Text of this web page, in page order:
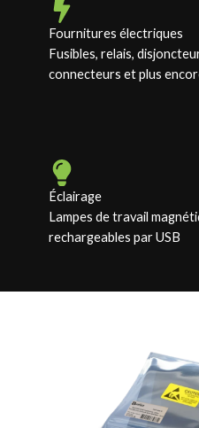
Fournitures électriques
Fusibles, relais,
connecteurs et plus
Éclairage
Lampes de travail
rechargeables par USB